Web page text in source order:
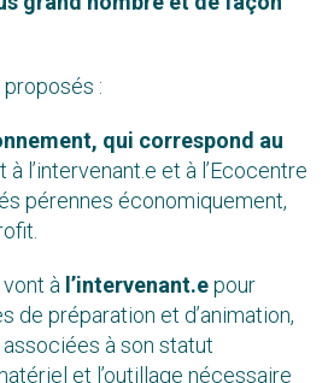
:
qui correspond au
l’intervenant.e et à l’Ecocentre
pérennes économiquement,
à l’intervenant.epour
de préparation et d’animation,
à son statut
et l’outillage nécessaire